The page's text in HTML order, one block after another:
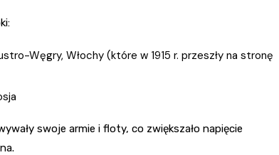
Węgry, Włochy (które w 1915 r. przeszły na stronę
swoje armie i floty, co zwiększało napięcie